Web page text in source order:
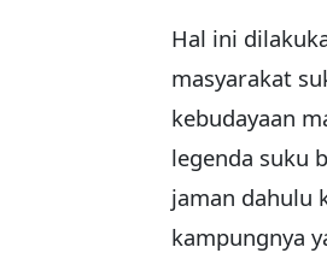
Hal ini
masyarakat
kebudayaan
legenda suku
jaman dahulu
kampungnya